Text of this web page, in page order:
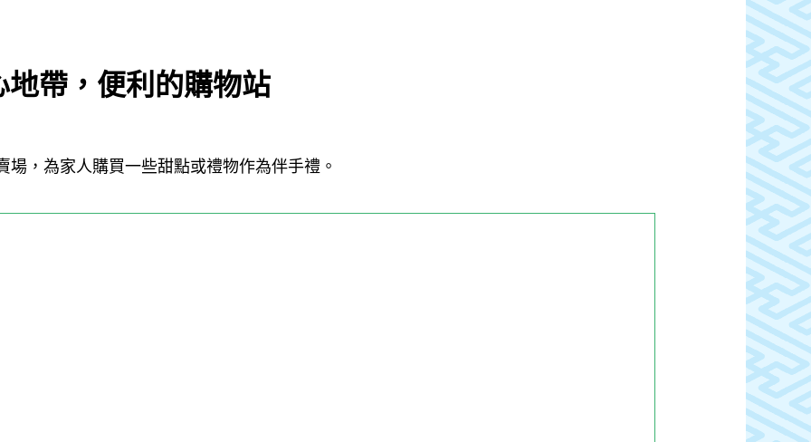
帶，便利的購物站
，為家人購買一些甜點或禮物作為伴手禮。